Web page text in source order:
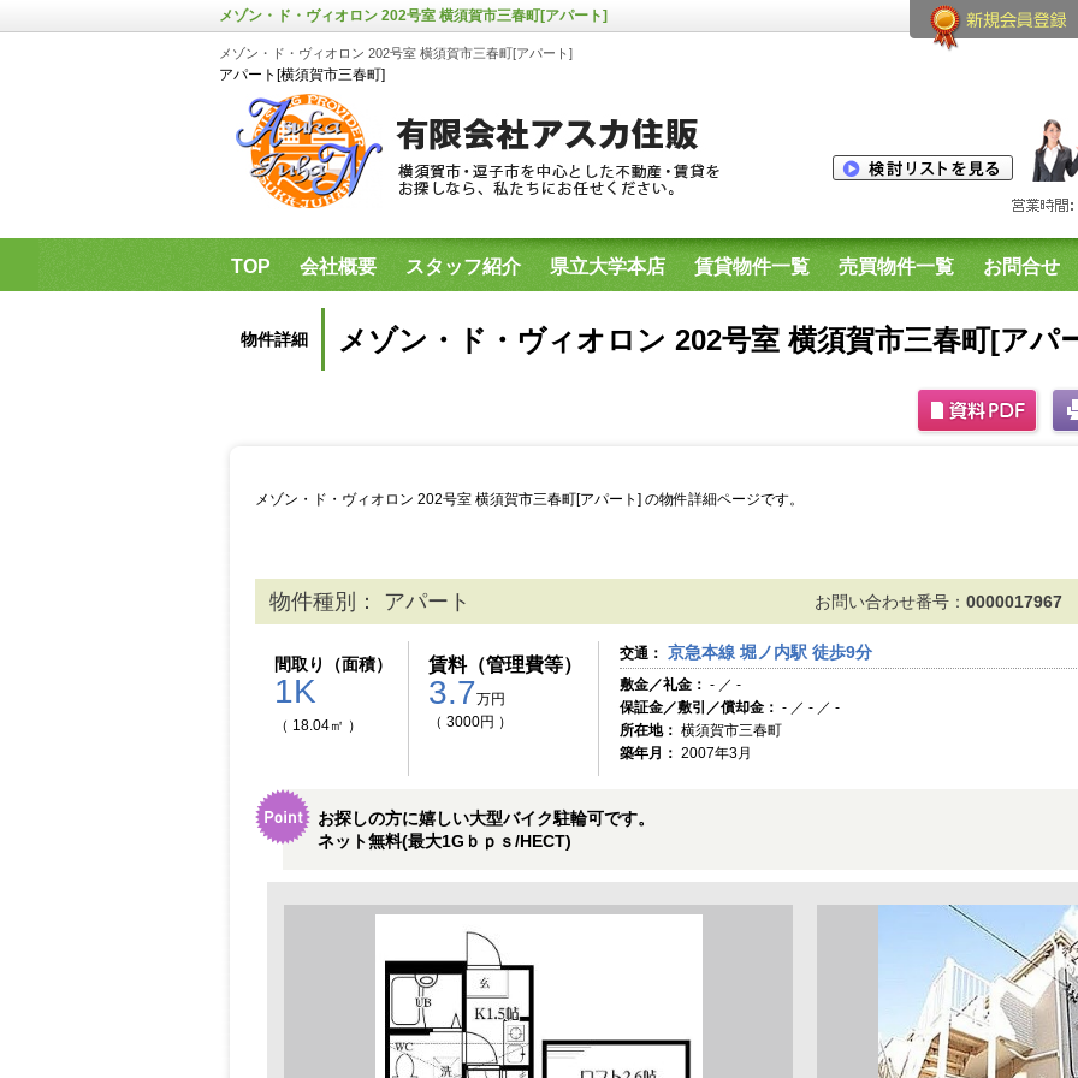
メゾン・ド・ヴィオロン 202号室 横須賀市三春町[アパート]
メゾン・ド・ヴィオロン 202号室 横須賀市三春町[アパート]
アパート[横須賀市三春町]
TOP 会社概要 スタッフ紹介 県立大学本店 賃貸物件一覧 売買物件一覧 お問合せ
横須賀市内のプリマシリーズ空室一覧
物件詳細 メゾン・ド・ヴィオロン 202号室 横須賀市三春町[アパ
メゾン・ド・ヴィオロン 202号室 横須賀市三春町[アパート] の物件詳細ページです。
物件種別： アパート お問い合わせ番号： 0000017967
間取り（面積）
1K
（ 18.04㎡ ）
賃料（管理費等）
3.7万円
（ 3000円 ）
交通： 京急本線 堀ノ内駅 徒歩9分
敷金／礼金： - ／ -
保証金／敷引／償却金： - ／ - ／ -
所在地： 横須賀市三春町
築年月： 2007年3月
お探しの方に嬉しい大型バイク駐輪可です。
ネット無料(最大1Gｂｐｓ/HECT)